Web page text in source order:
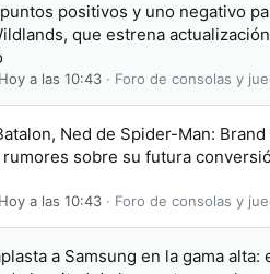
positivos y uno negativo
que estrena
Hoy a las 10:43 Foro de consolas y
Ned de Spider-Man: Brand
sobre su futura
Hoy a las 10:43 Foro de consolas y
a Samsung en la gama alta: